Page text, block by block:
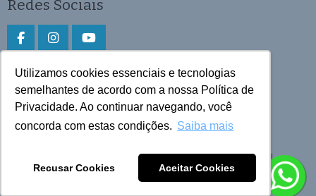
Utilizamos cookies essenciais e tecnologias
semelhantes de acordo com a nossa Política de
Privacidade. Ao continuar navegando, você
concorda com estas condições. Saiba mais
Recusar Cookies Aceitar Cookies
Redes Sociais
Faça download do aplicativo
Play Store e App Store
Todos os direitos reservados © 2026 Cruzeiro do Sul